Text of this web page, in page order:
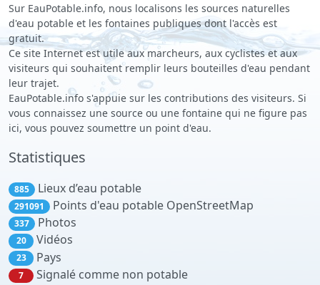
Sur EauPotable.info, nous localisons les sources naturelles
d'eau potable et les fontaines publiques dont l'accès est
gratuit.
Ce site Internet est utile aux marcheurs, aux cyclistes et aux
visiteurs qui souhaitent remplir leurs bouteilles d'eau pendant
leur trajet.
EauPotable.info s'appuie sur les contributions des visiteurs. Si
vous connaissez une source ou une fontaine qui ne figure pas
ici, vous pouvez soumettre un point d'eau.
Statistiques
885 Lieux d’eau potable
291091 Points d'eau potable OpenStreetMap
337 Photos
20 Vidéos
23 Pays
7 Signalé comme non potable